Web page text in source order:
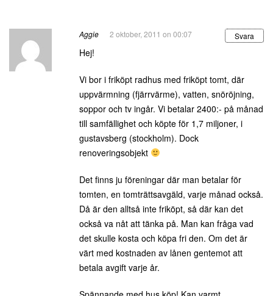
Aggie 2 oktober, 2011 on 00:07 Svara
Hej!
Vi bor i friköpt radhus med friköpt tomt, där
uppvärmning (fjärrvärme), vatten, snöröjning,
soppor och tv ingår. Vi betalar 2400:- på månad
till samfällighet och köpte för 1,7 miljoner, i
gustavsberg (stockholm). Dock
renoveringsobjekt
Det finns ju föreningar där man betalar för
tomten, en tomträttsavgäld, varje månad också.
Då är den alltså inte friköpt, så där kan det
också va nåt att tänka på. Man kan fråga vad
det skulle kosta och köpa fri den. Om det är
värt med kostnaden av lånen gentemot att
betala avgift varje år.